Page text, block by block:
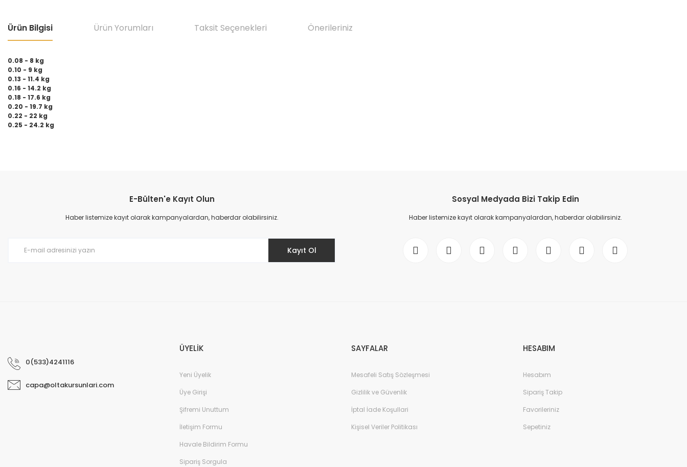
Ürün Bilgisi Ürün Yorumları Taksit Seçenekleri Önerileriniz
0.08 - 8 kg
0.10 - 9 kg
0.13 - 11.4 kg
0.16 - 14.2 kg
0.18 - 17.6 kg
0.20 - 19.7 kg
0.22 - 22 kg
0.25 - 24.2 kg
Ürün resmi kalitesiz, bozuk veya görüntülenemiyor.
Ürün açıklamasında eksik bilgiler bulunuyor.
E-Bülten'e Kayıt Olun
Haber listemize kayıt olarak kampanyalardan, haberdar olabilirsiniz.
Kayıt Ol
Sosyal Medyada Bizi Takip Edin
Haber listemize kayıt olarak kampanyalardan, haberdar olabilirsiniz.
0(533)4241116
capa@oltakursunlari.com
ÜYELİK
Yeni Üyelik
Üye Girişi
Şifremi Unuttum
İletişim Formu
Havale Bildirim Formu
Sipariş Sorgula
SAYFALAR
Mesafeli Satış Sözleşmesi
Gizlilik ve Güvenlik
İptal İade Koşullari
Kişisel Veriler Politikası
HESABIM
Hesabım
Sipariş Takip
Favorileriniz
Sepetiniz